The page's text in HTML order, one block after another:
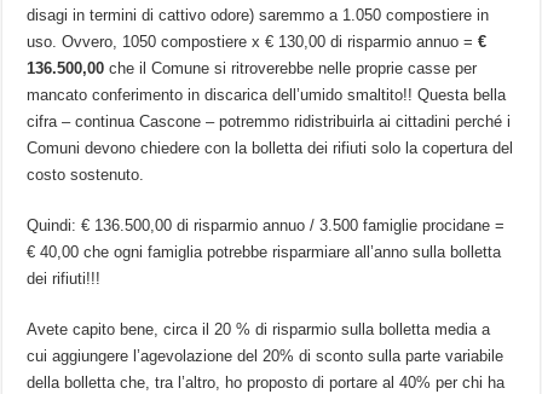
disagi in termini di cattivo odore) saremmo a 1.050 compostiere in
uso. Ovvero, 1050 compostiere x € 130,00 di risparmio annuo =€
136.500,00 che il Comune si ritroverebbe nelle proprie casse per
mancato conferimento in discarica dell’umido smaltito!! Questa bella
cifra – continua Cascone – potremmo ridistribuirla ai cittadini perché i
Comuni devono chiedere con la bolletta dei rifiuti solo la copertura del
costo sostenuto.
Quindi: € 136.500,00 di risparmio annuo / 3.500 famiglie procidane =
€ 40,00 che ogni famiglia potrebbe risparmiare all’anno sulla bolletta
dei rifiuti!!!
Avete capito bene, circa il 20 % di risparmio sulla bolletta media a
cui aggiungere l’agevolazione del 20% di sconto sulla parte variabile
della bolletta che, tra l’altro, ho proposto di portare al 40% per chi ha